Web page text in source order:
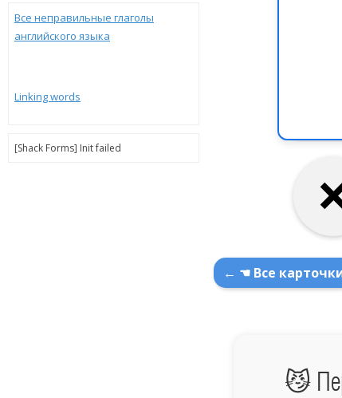
Все неправильные глаголы
английского языка
Linking words
[Shack Forms] Init failed
← ☚ Все
😼